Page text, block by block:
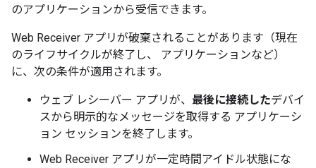
のアプリケーションから受信できます。
Web Receiver アプリが破棄されることがあります（現在
のライフサイクルが終了し、 アプリケーションなど）
に、次の条件が適用されます。
ウェブ レシーバー アプリが、 最後に接続したデバイ
スから明示的なメッセージを取得する アプリケーシ
ョン セッションを終了します。
Web Receiver アプリが一定時間アイドル状態にな